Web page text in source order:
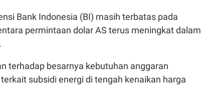
Bank Indonesia (BI) masih terbatas pada
permintaan dolar AS terus meningkat dalam
terhadap besarnya kebutuhan anggaran
subsidi energi di tengah kenaikan harga